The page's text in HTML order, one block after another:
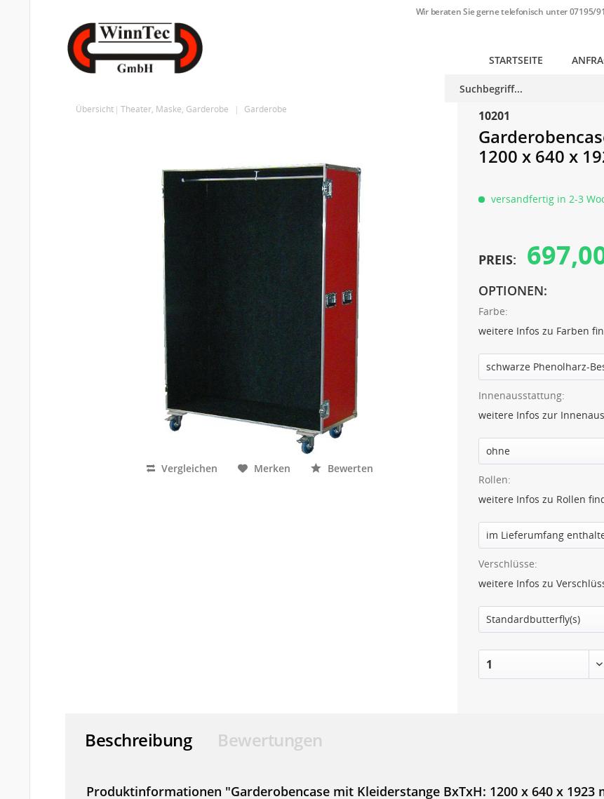
Wir beraten Sie gerne telefonisch unter07195/
STARTSEITE
Übersicht Theater, Maske, Garderobe Garderobe
Vergleichen Merken Bewerten
10201
1200 x 640 x
versandfertig in 2-3
PREIS:
OPTIONEN:
Farbe:
weitere Infos zu Farben
Innenausstattung:
weitere Infos zur
Rollen:
weitere Infos zu Rollen
Verschlüsse:
weitere Infos zu
Beschreibung Bewertungen
Produktinformationen "Garderobencase mit Kleiderstange BxTxH: 1200 x 640 x 1923